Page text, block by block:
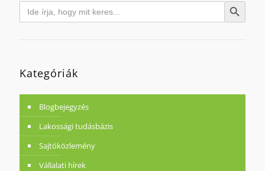
Search
for: Search Button
Kategóriák
Blogbejegyzés
Lakossági tudásbázis
Sajtóközlemény
Vállalati hírek